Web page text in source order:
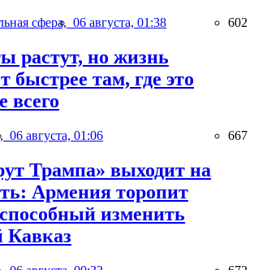
сфера, 06 августа, 01:38 602
растут, но жизнь
быстрее там, где это
всего
06 августа, 01:06 667
Трампа» выходит на
Армения торопит
изменить